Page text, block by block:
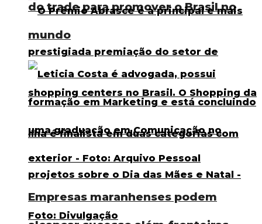
do trade para promover o Brasil no
mundo
Empresas maranhenses podem